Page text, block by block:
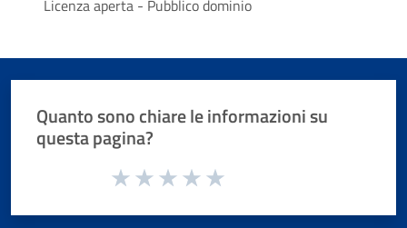
Licenza aperta - Pubblico dominio
Quanto sono chiare le informazioni su
questa pagina?
Valuta da 1 a 5 stelle la pagina